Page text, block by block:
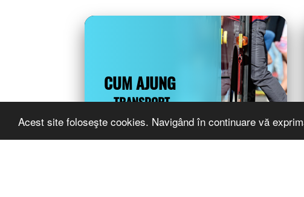
Acest site foloseşte cookies. Navigând în continuare vă
CUM AJUNG
TRANSPORT
HARTA